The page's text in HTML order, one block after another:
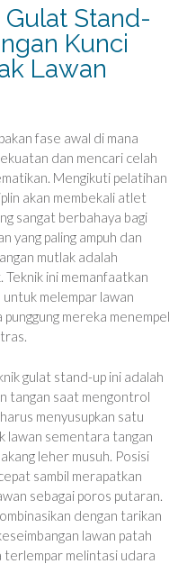
Stand-
Kunci
Lawan
fase awal di mana
dan mencari celah
Mengikuti pelatihan
akan membekali atlet
sangat berbahaya bagi
yang paling ampuh dan
mutlak adalah
ini memanfaatkan
melempar lawan
mereka menempel
gulat stand-up ini adalah
tangan saat mengontrol
menyusupkan satu
lawan sementara tangan
leher musuh. Posisi
sambil merapatkan
sebagai poros putaran.
dengan tarikan
lawan patah
terlempar melintasi udara